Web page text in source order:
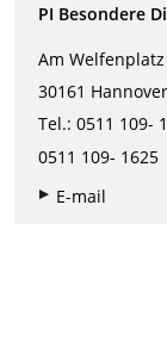
PI Besondere
Am Welfenplatz
30161 Hannover
Tel.: 0511 109-
0511 109- 1625
E-mail